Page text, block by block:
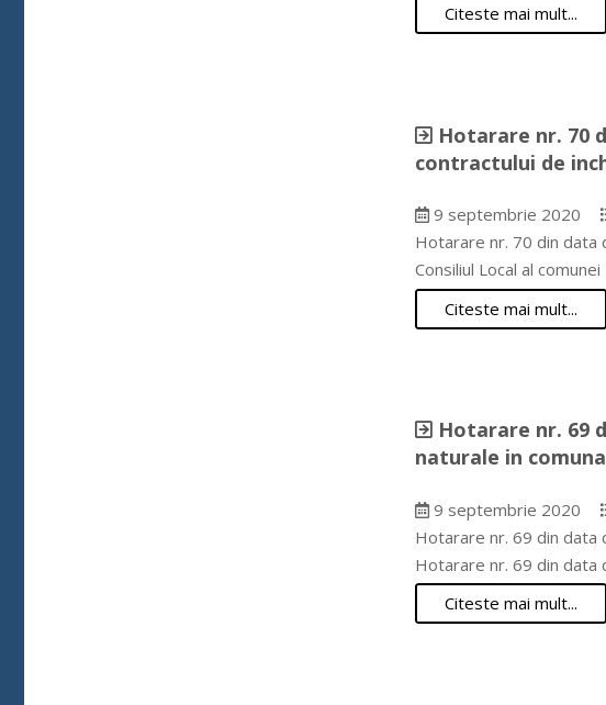
Citeste mai mult...
Hotarare nr. 70
contractului de
9 septembrie 2020
Hotarare nr. 70 din data
Consiliul Local al
Citeste mai mult...
Hotarare nr. 69
naturale in
9 septembrie 2020
Hotarare nr. 69 din data
Hotarare nr. 69 din
Citeste mai mult...